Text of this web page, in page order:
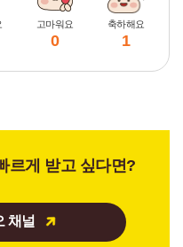
고마워요
0
축하해요
1
르게 받고 싶다면?
채널